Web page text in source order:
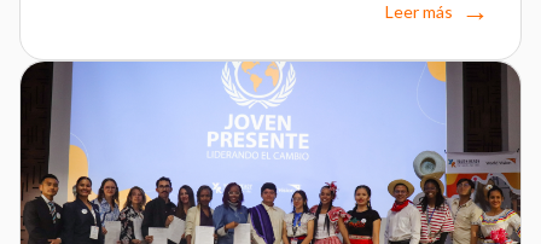
Leer más